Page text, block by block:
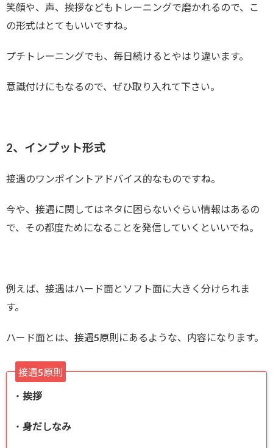
笑顔や、声、挨拶などもトレーニングで磨かれるので、こ
の形式はとてもいいですね。
プチトレーニングでも、毎日続けるとやはり違います。
意識付けにもなるので、ぜひ取り入れて下さい。
2、インプット形式
接遇のワンポイントアドバイス的なものですね。
今や、接遇に関してはネタに困らないぐらい情報はあるの
で、その都度ためになることを発信していくといいでね。
例えば、接遇はハード面とソフト面に大きく分けられま
す。
ハード面とは、接遇5原則にあるような、内容になります。
接遇5原則
・ 挨拶
・ 身だしなみ